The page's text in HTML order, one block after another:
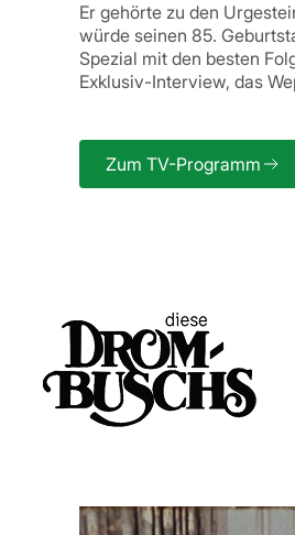
Er gehörte zu den
würde seinen 85.
Spezial mit den besten
Exklusiv-Interview, das
Zum TV-Programm